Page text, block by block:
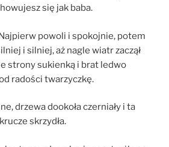
się jak baba.
powoli i spokojnie, potem
i silniej, aż nagle wiatr zaczął
strony sukienką i brat ledwo
radości twarzyczkę.
drzewa dookoła czerniały i ta
skrzydła.